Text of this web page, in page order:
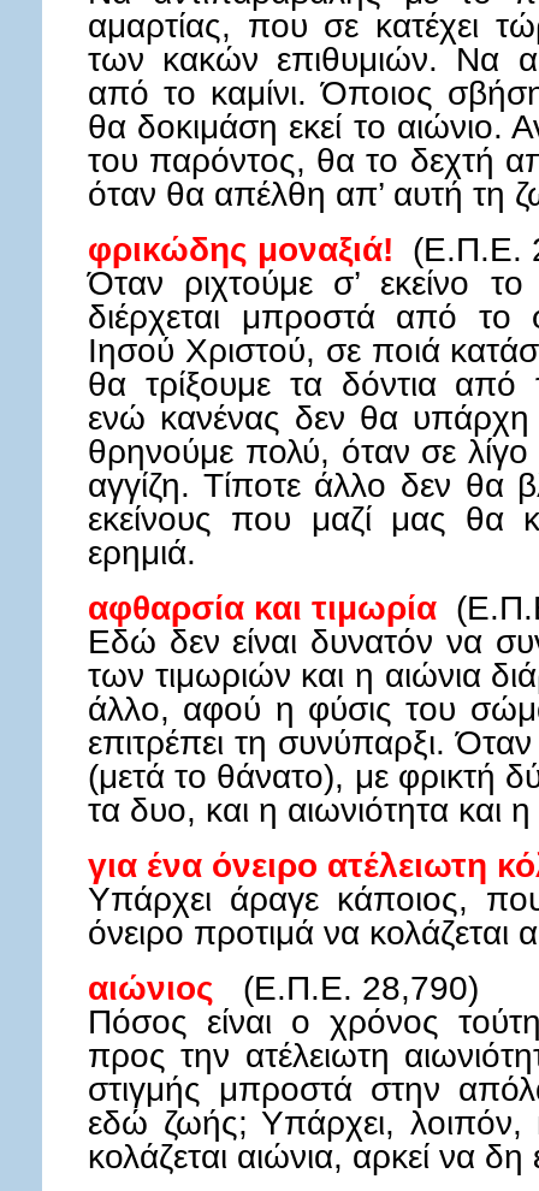
αμαρτίας, που σε κατέχει
των κακών επιθυμιών. Να
από το καμίνι. Όποιος
θα δοκιμάση εκεί το
του παρόντος, θα το δεχτή
όταν θα απέλθη απ’ αυτή τη
φρικώδης μοναξιά! (Ε.Π.Ε.
Όταν ριχτούμε σ’ εκείνο
διέρχεται μπροστά από
Ιησού Χριστού, σε ποιά
θα τρίξουμε τα δόντια
ενώ κανένας δεν θα
θρηνούμε πολύ, όταν σε
αγγίζη. Τίποτε άλλο δεν
εκείνους που μαζί μας θα
ερημιά.
αφθαρσία και τιμωρία
Εδώ δεν είναι δυνατόν να
των τιμωριών και η αιώνια
άλλο, αφού η φύσις του
επιτρέπει τη συνύπαρξι.
(μετά το θάνατο), με φρικτή
τα δυο, και η αιωνιότητα και
για ένα όνειρο ατέλειωτη
Υπάρχει άραγε κάποιος,
όνειρο προτιμά να κολάζεται
αιώνιος
(Ε.Π.Ε. 28,790)
Πόσος είναι ο χρόνος
προς την ατέλειωτη
στιγμής μπροστά στην
εδώ ζωής; Υπάρχει,
κολάζεται αιώνια, αρκεί να